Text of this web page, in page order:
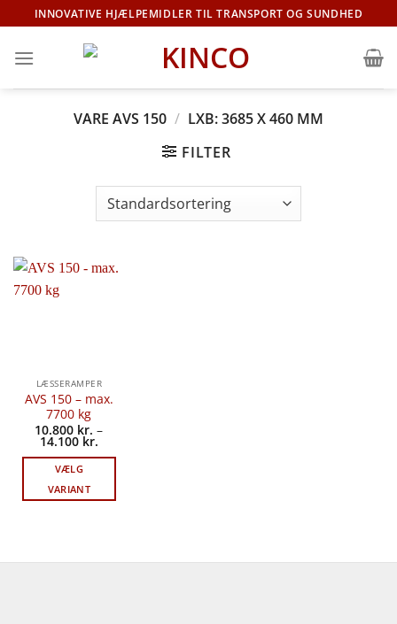
Fortsæt
til
indhold
INNOVATIVE HJÆLPEMIDLER TIL TRANSPORT OG SUNDHED
VARE AVS 150 / LXB: 3685 X 460 MM
FILTER
LÆSSERAMPER
AVS 150 – max.
7700 kg
10.800 kr. –
14.100 kr.Prisinterval:
10.800 kr.
til
VÆLG
VARIANT
flere